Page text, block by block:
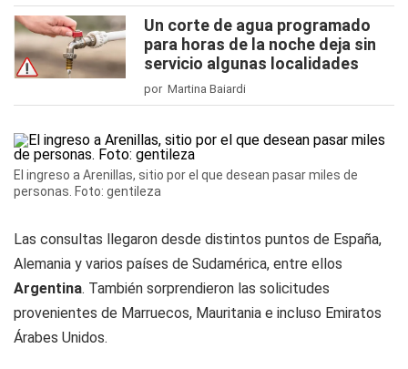
Un corte de agua programado
para horas de la noche deja sin
servicio algunas localidades
por Martina Baiardi
El ingreso a Arenillas, sitio por el que desean pasar miles de
personas. Foto: gentileza
Las consultas llegaron desde distintos puntos de España,
Alemania y varios países de Sudamérica, entre ellos
Argentina. También sorprendieron las solicitudes
provenientes de Marruecos, Mauritania e incluso Emiratos
Árabes Unidos.